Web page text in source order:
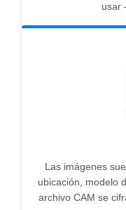
usar
Las imágenes
ubicación, modelo
archivo CAM se